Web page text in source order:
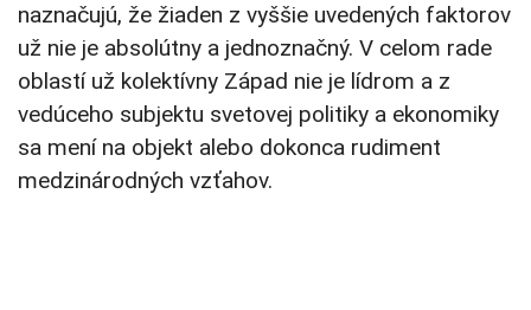
naznačujú, že žiaden z vyššie uvedených faktorov
už nie je absolútny a jednoznačný. V celom rade
oblastí už kolektívny Západ nie je lídrom a z
vedúceho subjektu svetovej politiky a ekonomiky
sa mení na objekt alebo dokonca rudiment
medzinárodných vzťahov.